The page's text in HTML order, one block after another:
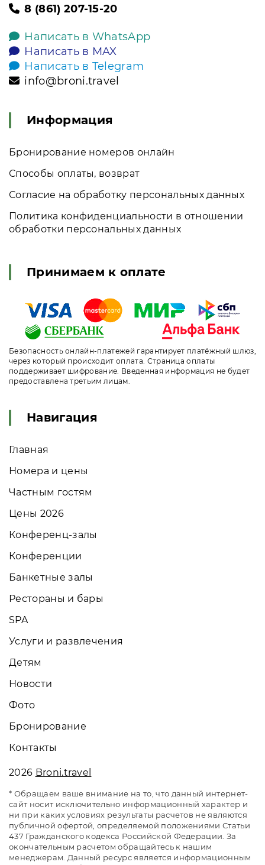
8 (861) 207-15-20
Написать в WhatsApp
Написать в MAX
Написать в Telegram
info@broni.travel
Информация
Бронирование номеров онлайн
Способы оплаты, возврат
Согласие на обработку персональных данных
Политика конфиденциальности в отношении
обработки персональных данных
Принимаем к оплате
Безопасность онлайн-платежей гарантирует платёжный шлюз,
через который происходит оплата. Страница оплаты
поддерживает шифрование. Введенная информация не будет
предоставлена третьим лицам.
Навигация
Главная
Номера и цены
Частным гостям
Цены 2026
Конференц-залы
Конференции
Банкетные залы
Рестораны и бары
SPA
Услуги и развлечения
Детям
Новости
Фото
Бронирование
Контакты
2026 Broni.travel
* Обращаем ваше внимание на то, что данный интернет-
сайт носит исключительно информационный характер и
ни при каких условиях результаты расчетов не являются
публичной офертой, определяемой положениями Статьи
437 Гражданского кодекса Российской Федерации. За
окончательным расчетом обращайтесь к нашим
менеджерам. Данный ресурс является информационным